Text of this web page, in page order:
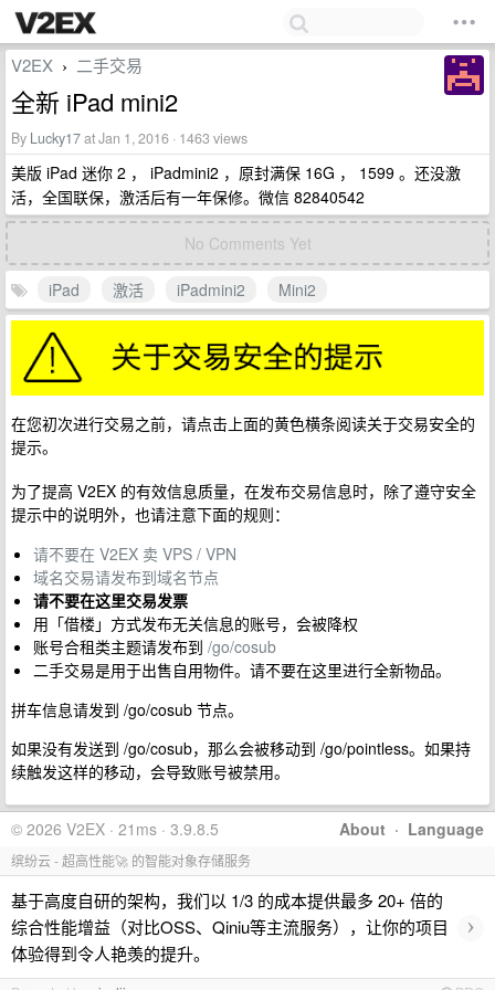
V2EX › 二手交易
全新 iPad mini2
By Lucky17at Jan 1, 2016 · 1463 views
美版 iPad 迷你 2 ， iPadmini2 ，原封满保 16G ， 1599 。还没激
活，全国联保，激活后有一年保修。微信 82840542
No Comments Yet
iPad 激活 iPadmini2 Mini2
在您初次进行交易之前，请点击上面的黄色横条阅读关于交易安全的
提示。
为了提高 V2EX 的有效信息质量，在发布交易信息时，除了遵守安全
提示中的说明外，也请注意下面的规则：
请不要在 V2EX 卖 VPS / VPN
域名交易请发布到域名节点
请不要在这里交易发票
用「借楼」方式发布无关信息的账号，会被降权
账号合租类主题请发布到 /go/cosub
二手交易是用于出售自用物件。请不要在这里进行全新物品。
拼车信息请发到 /go/cosub 节点。
如果没有发送到 /go/cosub，那么会被移动到 /go/pointless。如果持
续触发这样的移动，会导致账号被禁用。
About · Language
© 2026 V2EX · 21ms · 3.9.8.5
缤纷云 - 超高性能🚀 的智能对象存储服务
基于高度自研的架构，我们以 1/3 的成本提供最多 20+ 倍的
综合性能增益（对比OSS、Qiniu等主流服务），让你的项目
体验得到令人艳羡的提升。
›